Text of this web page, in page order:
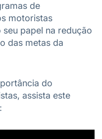
de
motoristas
papel na redução
das metas da
do
assista este